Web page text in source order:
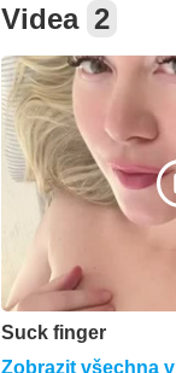
Videa 2
Suck finger
Zobrazit všechna